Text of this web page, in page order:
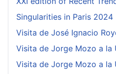
Singularities in Paris 2024
Visita de José Ignacio
Visita de Jorge Mozo a la
Visita de Jorge Mozo a la